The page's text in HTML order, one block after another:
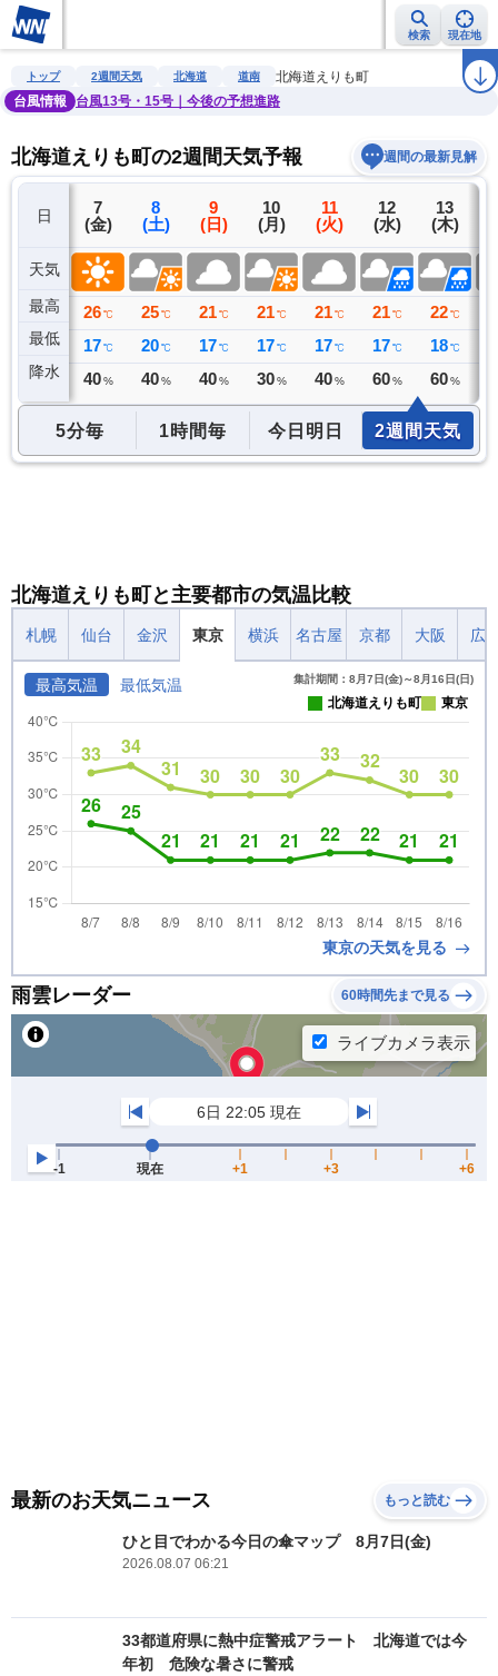
検索 現在地
雨雲レーダー 台風情報 地震情報 警報・注意報 ラ
トップ 2週間天気 北海道 道南
北海道えりも町
台風情報
台風13号・15号｜今後の予想進路
北海道えりも町の2週間天気予報 週間の最新見解
日
天気
最高
最低
降水
6
(木)
24 ℃
17 ℃
0 ミリ
7
(金)
26 ℃
17 ℃
40 %
8
(土)
25 ℃
20 ℃
40 %
9
(日)
21 ℃
17 ℃
40 %
10
(月)
21 ℃
17 ℃
30 %
11
(火)
21 ℃
17 ℃
40 %
12
(水)
21 ℃
17 ℃
60 %
13
(木)
22 ℃
18 ℃
60 %
5分毎 1時間毎 今日明日 2週間天気
北海道えりも町と主要都市の気温比較
札幌 仙台 金沢 東京 横浜 名古屋 京都 大阪 広
最高気温 最低気温 集計期間：8月7日(金)～8月16日(日)
北海道えりも町 東京
東京の天気を見る
雨雲レーダー 60時間先まで見る
最新のお天気ニュース もっと読む
ひと目でわかる今日の傘マップ 8月7日(金)
2026.08.07 06:21
33都道府県に熱中症警戒アラート 北海道では今
年初 危険な暑さに警戒